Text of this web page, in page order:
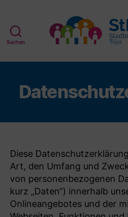
Suchen
Diese
Art, den Umfang und
von personenbezogenen
kurz „Daten“) innerhalb
Onlineangebotes und der